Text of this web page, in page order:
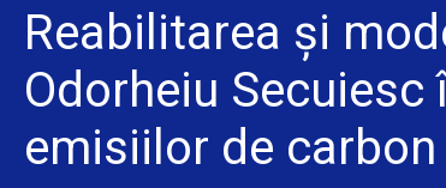
Reabilitarea și
Odorheiu
emisiilor de